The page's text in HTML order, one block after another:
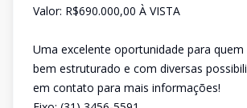
Valor: R$690.000,00 À VISTA
Uma excelente oportunidade para
bem estruturado e com diversas
em contato para mais informações!